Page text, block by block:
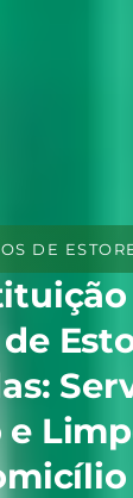
DE
e